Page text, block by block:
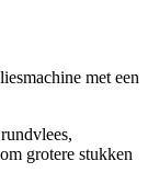
met een
grotere stukken